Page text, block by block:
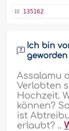
135162
Ich bin
Assalamu
Verlobten
Hochzeit.
können?
ist
erlaubt? ..